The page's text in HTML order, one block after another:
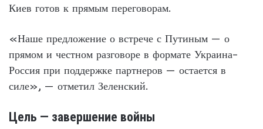
Киев готов к прямым переговорам.
«Наше предложение о встрече с Путиным — о
прямом и честном разговоре в формате Украина–
Россия при поддержке партнеров — остается в
силе», — отметил Зеленский.
Цель — завершение войны